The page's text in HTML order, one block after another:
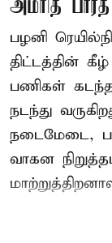
அம்ரித்
பழனி
திட்டத்தின் கீழ்
பணிகள்
நடந்து
நடைமேடை,
வாகன